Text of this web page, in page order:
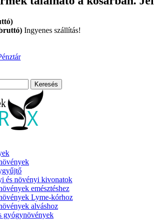
Ingyenes szállítás!
Keresés
és növényi kivonatok
emésztéshez
Lyme-kórhoz
alváshoz
gyógynövények